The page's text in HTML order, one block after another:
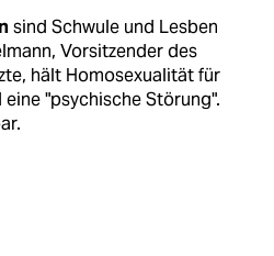
sind Schwule und Lesben
Vorsitzender des
hält Homosexualität für
"psychische Störung".